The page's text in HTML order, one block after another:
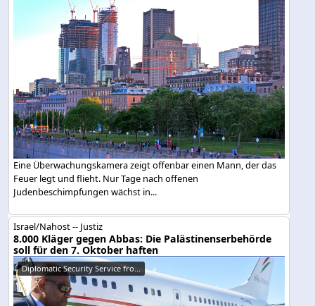
Eine Überwachungskamera zeigt offenbar einen Mann, der das
Feuer legt und flieht. Nur Tage nach offenen
Judenbeschimpfungen wächst in...
Israel/Nahost -- Justiz
8.000 Kläger gegen Abbas: Die Palästinenserbehörde
soll für den 7. Oktober haften
Diplomatic Security Service fro...